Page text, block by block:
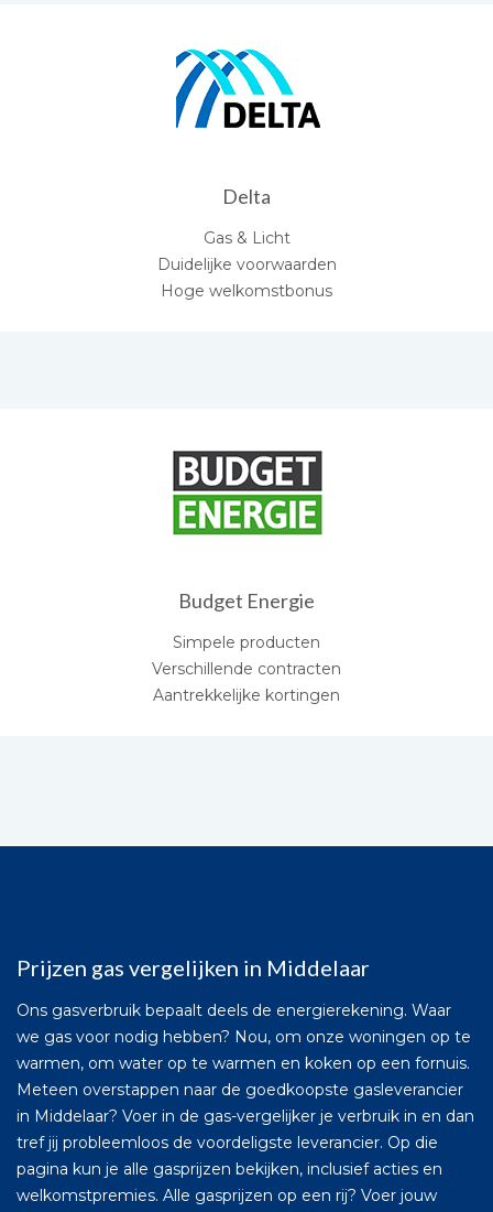
Delta
Gas & Licht
Duidelijke voorwaarden
Hoge welkomstbonus
Budget Energie
Simpele producten
Verschillende contracten
Aantrekkelijke kortingen
Prijzen gas vergelijken in Middelaar
Ons gasverbruik bepaalt deels de energierekening. Waar
we gas voor nodig hebben? Nou, om onze woningen op te
warmen, om water op te warmen en koken op een fornuis.
Meteen overstappen naar de goedkoopste gasleverancier
in Middelaar? Voer in de gas-vergelijker je verbruik in en dan
tref jij probleemloos de voordeligste leverancier. Op die
pagina kun je alle gasprijzen bekijken, inclusief acties en
welkomstpremies. Alle gasprijzen op een rij? Voer jouw